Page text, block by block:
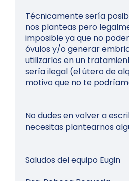
Técnicamente sería
nos planteas pero
imposible ya que no
óvulos y/o generar
utilizarlos en un
sería ilegal (el útero de
motivo que no te
No dudes en volver a
necesitas plantearnos
Saludos del equipo Eugin